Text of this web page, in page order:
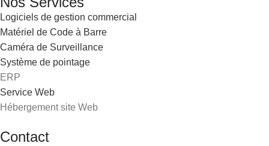
Logiciels de gestion commercial
Matériel de Code à Barre
Caméra de Surveillance
Système de pointage
ERP
Service Web
Hébergement site Web
Contact